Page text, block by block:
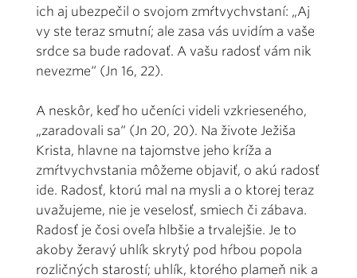
ich aj ubezpečil o svojom zmŕtvychvstaní: „Aj
vy ste teraz smutní; ale zasa vás uvidím a vaše
srdce sa bude radovať. A vašu radosť vám nik
nevezme“ (Jn 16, 22).
A neskôr, keď ho učeníci videli vzkrieseného,
„zaradovali sa“ (Jn 20, 20). Na živote Ježiša
Krista, hlavne na tajomstve jeho kríža a
zmŕtvychvstania môžeme objaviť, o akú radosť
ide. Radosť, ktorú mal na mysli a o ktorej teraz
uvažujeme, nie je veselosť, smiech či zábava.
Radosť je čosi oveľa hlbšie a trvalejšie. Je to
akoby žeravý uhlík skrytý pod hŕbou popola
rozličných starostí; uhlík, ktorého plameň nik a